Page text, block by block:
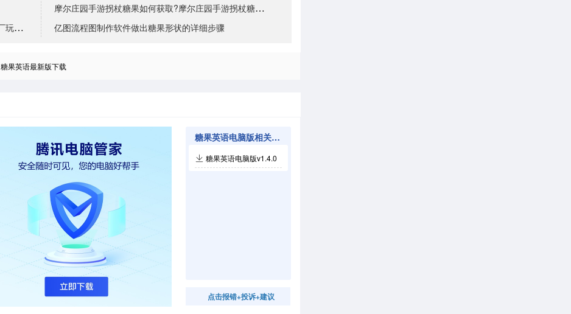
摩尔庄园手游拐杖糖果如何获取?摩尔庄园手游拐杖糖果获
动物派对抢夺赛糖果工厂怎么玩-动物派对糖果工厂玩法技
亿图流程图制作软件做出糖果形状的详细步骤
糖果英语最新版下载
糖果英语电脑版相关软件
糖果英语电脑版v1.4.0
点击报错+投诉+建议